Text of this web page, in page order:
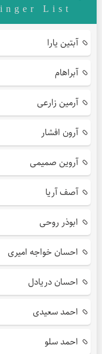
List
آبتین یارا
آبراهام
آرمین زارعی
آرون افشار
آروین صمیمی
آصف آریا
ابوذر روحی
احسان خواجه امیری
احسان دریادل
احمد سعیدی
احمد سلو